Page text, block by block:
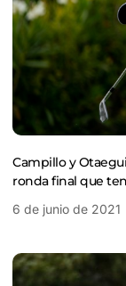
Campillo y
ronda final que
6 de junio de 2021